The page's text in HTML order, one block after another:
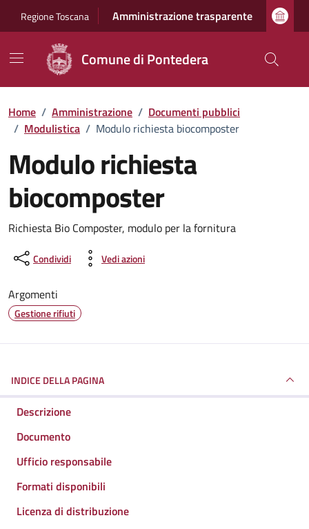
Regione Toscana Amministrazione trasparente
Comune di Pontedera
Home / Amministrazione / Documenti pubblici
/ Modulistica / Modulo richiesta biocomposter
Modulo richiesta
biocomposter
Dettagli del documento
Richiesta Bio Composter, modulo per la fornitura
Condividi Vedi azioni
Argomenti
Gestione rifiuti
INDICE DELLA PAGINA
Descrizione
Documento
Ufficio responsabile
Formati disponibili
Licenza di distribuzione